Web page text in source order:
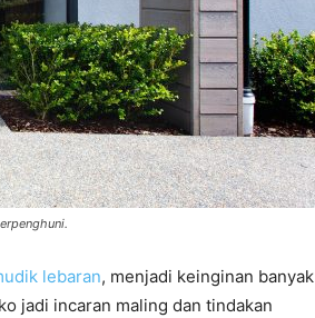
lebaran, menjadi keinginan banyak
jadi incaran maling dan tindakan